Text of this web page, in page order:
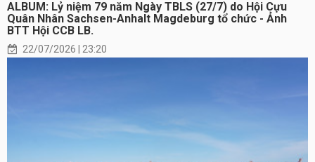
ALBUM: Lỷ niệm 79 năm Ngày TBLS (27/7) do Hội Cựu
Quân Nhân Sachsen-Anhalt Magdeburg tổ chức - Ảnh
BTT Hội CCB LB.
22/07/2026 | 23:20